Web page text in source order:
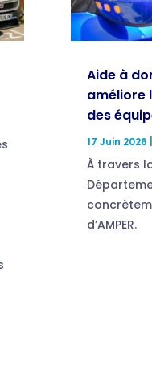
Aide à
améliore
des
17 Juin 2026
À travers
d’AMPER.